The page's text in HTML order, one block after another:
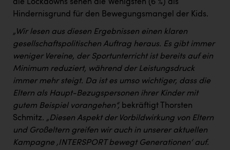
die Lockdowns sehen die Wenigsten (6 %) als
Hindernisgrund für den Bewegungsmangel der Kids.
„Wir lesen aus diesen Ergebnissen einen klaren
gesellschaftspolitischen Auftrag heraus. Es gibt immer
weniger Vereine, der Sportunterricht ist bereits auf ein
Minimum reduziert, während der Leistungsdruck
immer mehr steigt. Da ist es umso wichtiger, dass die
Eltern als Haupt-Bezugspersonen ihrer Kinder mit
gutem Beispiel vorangehen“, bekräftigt Thorsten
Schmitz. „Diesen Aspekt der Vorbildwirkung von Eltern
und Großeltern greifen wir auch in unserer aktuellen
Kampagne ‚INTERSPORT bewegt Generationen‘ auf.